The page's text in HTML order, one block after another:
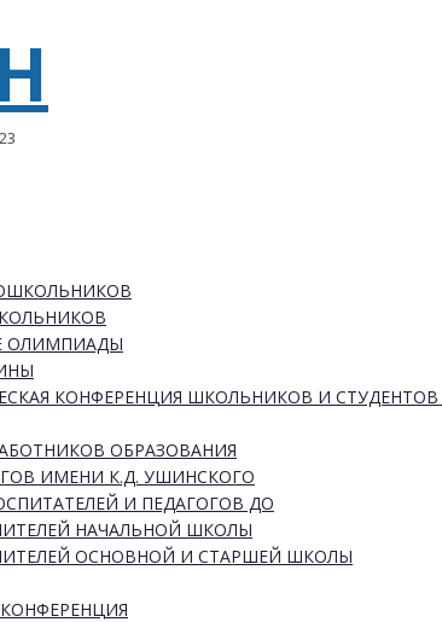
ОЛИМПИАДЫ
КОНФЕРЕНЦИЯ ШКОЛЬНИКОВ И
ОБРАЗОВАНИЯ
ИМЕНИ К.Д. УШИНСКОГО
И ПЕДАГОГОВ ДО
НАЧАЛЬНОЙ ШКОЛЫ
ОСНОВНОЙ И СТАРШЕЙ ШКОЛЫ